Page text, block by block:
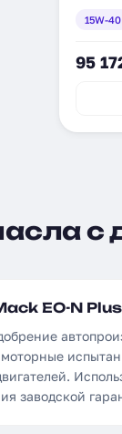
15W-40
95
с
EO-N
заводской